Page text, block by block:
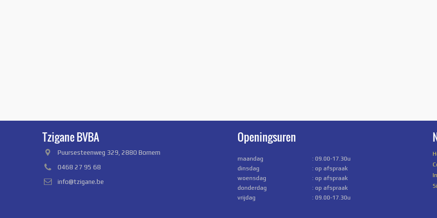
Tzigane BVBA
Puursesteenweg 329, 2880 Bornem
0468 27 95 68
info@tzigane.be
Openingsuren
maandag
: 09.00-17.30u
dinsdag
: op afspraak
woensdag
: op afspraak
donderdag
: op afspraak
vrijdag
: 09.00-17.30u